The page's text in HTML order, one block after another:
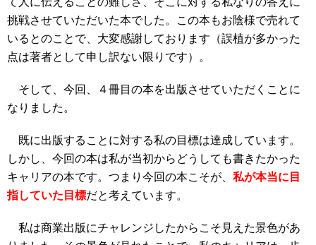
挑戦させていただいた本でした。この本もお陰様で売れて
いるとのことで、大変感謝しております（誤植が多かった
点は著者として申し訳ない限りです）。
そして、今回、４冊目の本を出版させていただくことに
なりました。
既に出版することに対する私の目標は達成しています。
しかし、今回の本は私が当初からどうしても書きたかった
キャリアの本です。つまり今回の本こそが、 私が本当に目
指していた目標だと考えています。
私は商業出版にチャレンジしたからこそ見えた景色があ